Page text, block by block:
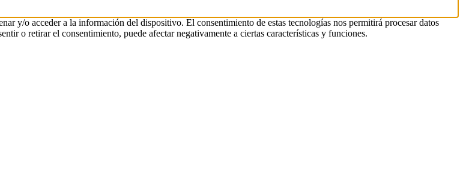
y/o acceder a la información del dispositivo. El consentimiento de estas tecnologías nos permitirá procesar datos
o retirar el consentimiento, puede afectar negativamente a ciertas características y funciones.